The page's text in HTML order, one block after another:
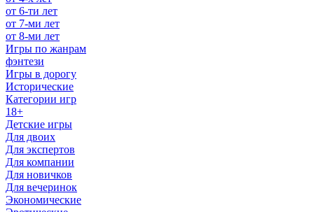
от 6-ти лет
от 7-ми лет
от 8-ми лет
Игры по жанрам
фэнтези
Игры в дорогу
Исторические
Категории игр
18+
Детские игры
Для двоих
Для экспертов
Для компании
Для новичков
Для вечеринок
Экономические